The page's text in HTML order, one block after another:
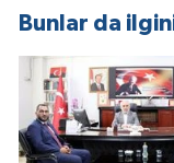
Bunlar da